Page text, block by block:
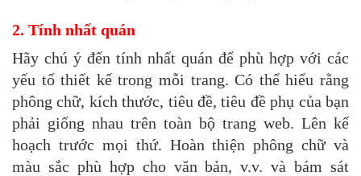
2. Tính nhất quán
Hãy chú ý đến tính nhất quán để phù hợp với các
yếu tố thiết kế trong mỗi trang. Có thể hiểu rằng
phông chữ, kích thước, tiêu đề, tiêu đề phụ của bạn
phải giống nhau trên toàn bộ trang web. Lên kế
hoạch trước mọi thứ. Hoàn thiện phông chữ và
màu sắc phù hợp cho văn bản, v.v. và bám sát